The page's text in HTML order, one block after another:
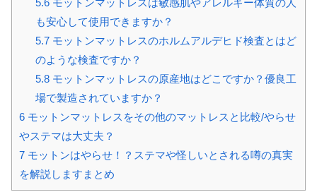
も安心して使用できますか？
5.7モットンマットレスのホルムアルデヒド検査とはど
のような検査ですか？
5.8モットンマットレスの原産地はどこですか？優良工
場で製造されていますか？
6 モットンマットレスをその他のマットレスと比較/やらせ
やステマは大丈夫？
7 モットンはやらせ！？ステマや怪しいとされる噂の真実
を解説しますまとめ